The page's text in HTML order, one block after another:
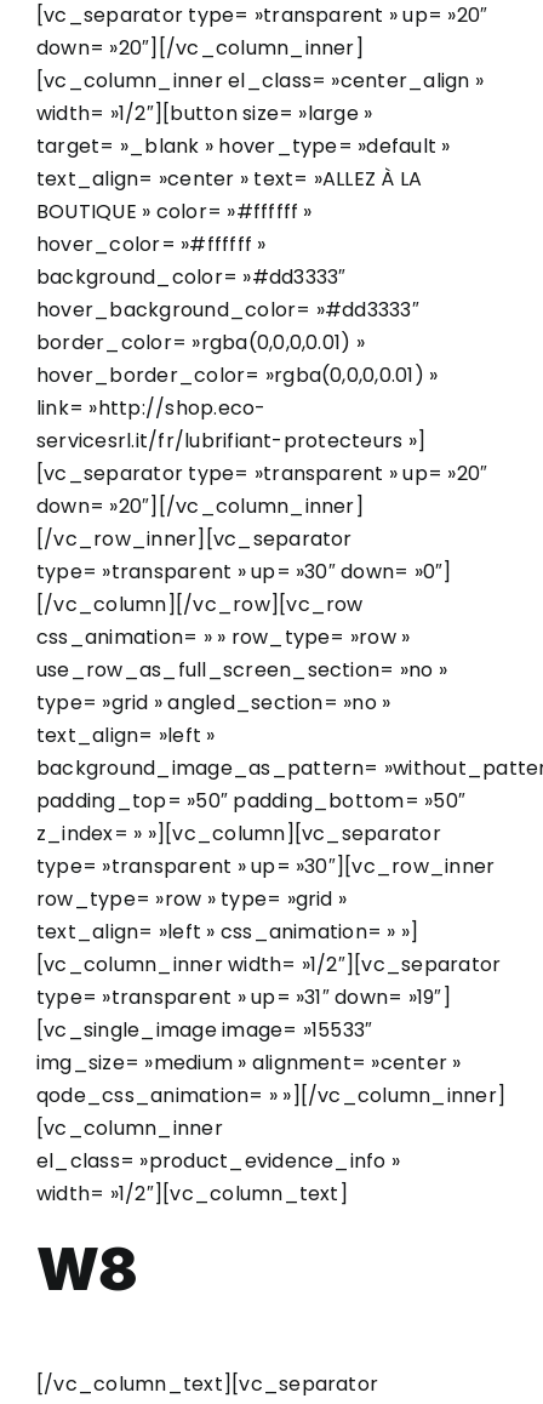
[vc_separator type= »transparent » up= »20″
down= »20″][/vc_column_inner]
[vc_column_inner el_class= »center_align »
width= »1/2″][button size= »large »
target= »_blank » hover_type= »default »
text_align= »center » text= »ALLEZ À LA
BOUTIQUE » color= »#ffffff »
hover_color= »#ffffff »
background_color= »#dd3333″
hover_background_color= »#dd3333″
border_color= »rgba(0,0,0,0.01) »
hover_border_color= »rgba(0,0,0,0.01) »
link= »http://shop.eco-
servicesrl.it/fr/lubrifiant-protecteurs »]
[vc_separator type= »transparent » up= »20″
down= »20″][/vc_column_inner]
[/vc_row_inner][vc_separator
type= »transparent » up= »30″ down= »0″]
[/vc_column][/vc_row][vc_row
css_animation= » » row_type= »row »
use_row_as_full_screen_section= »no »
type= »grid » angled_section= »no »
text_align= »left »
background_image_as_pattern=
padding_top= »50″ padding_bottom= »50″
z_index= » »][vc_column][vc_separator
type= »transparent » up= »30″][vc_row_inner
row_type= »row » type= »grid »
text_align= »left » css_animation= » »]
[vc_column_inner width= »1/2″][vc_separator
type= »transparent » up= »31″ down= »19″]
[vc_single_image image= »15533″
img_size= »medium » alignment= »center »
qode_css_animation= » »][/vc_column_inner]
[vc_column_inner
el_class= »product_evidence_info »
width= »1/2″][vc_column_text]
W8
[/vc_column_text][vc_separator